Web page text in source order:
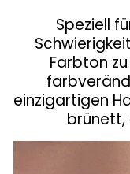
Speziell
Farbton
einzigartigen
brünett,